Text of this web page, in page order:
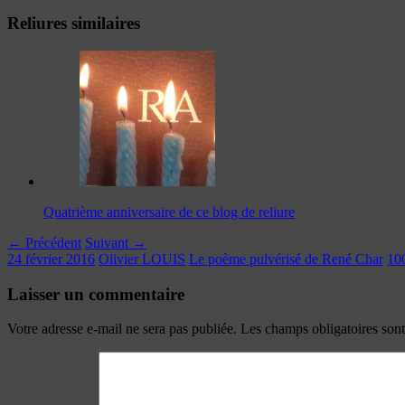
Reliures similaires
Quatrième anniversaire de ce blog de reliure
← Précédent Suivant →
24 février 2016 Olivier LOUIS Le poème pulvérisé de René Char
Laisser un commentaire
Votre adresse e-mail ne sera pas publiée. Les champs obligatoires